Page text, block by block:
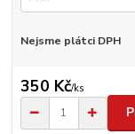
Nejsme plátci DPH
350 Kč/ks